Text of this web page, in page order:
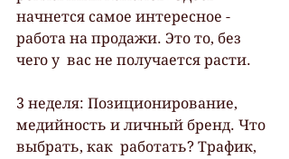
начнется самое интересное -
работа на продажи. Это то, без
чего у  вас не получается расти.
3 неделя: Позиционирование,
медийность и личный бренд. Что
выбрать, как  работать? Трафик,